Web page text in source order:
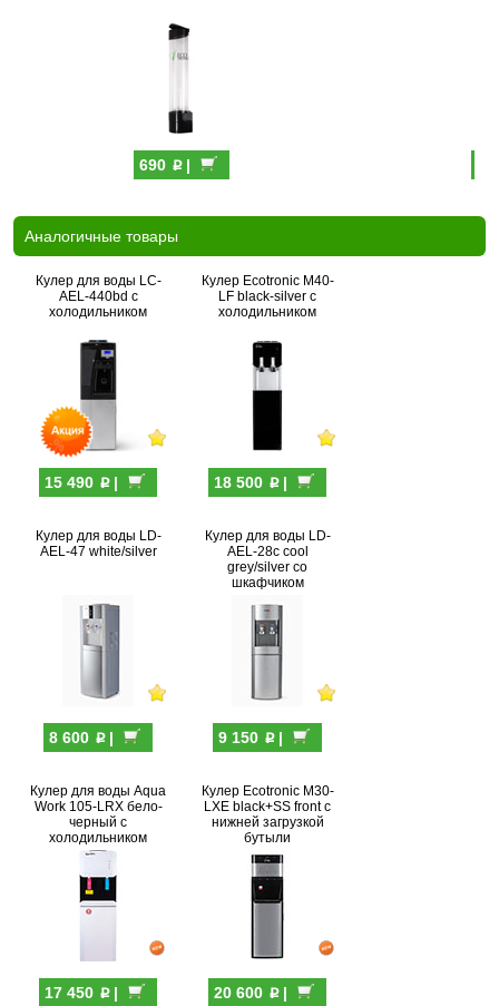
690 p|
Аналогичные товары
Кулер для воды LC-
AEL-440bd с
холодильником
15 490 p|
Кулер Ecotronic M40-
LF black-silver с
холодильником
18 500 p|
Кулер для воды LD-
AEL-47 white/silver
8 600 p|
Кулер для воды LD-
AEL-28c cool
grey/silver со
шкафчиком
9 150 p|
Кулер для воды Aqua
Work 105-LRX бело-
черный с
холодильником
17 450 p|
Кулер Ecotronic M30-
LXE black+SS front с
нижней загрузкой
бутыли
20 600 p|